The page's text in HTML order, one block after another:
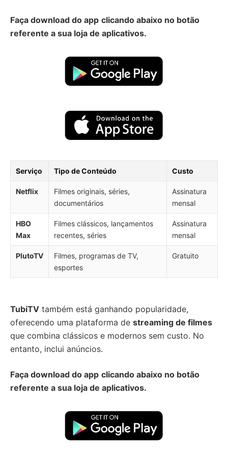
Faça download do app clicando abaixo no botão
referente a sua loja de aplicativos.
Serviço Tipo de Conteúdo Custo
Netflix
Filmes originais, séries,
documentários
Assinatura
mensal
HBO
Max
Filmes clássicos, lançamentos
recentes, séries
Assinatura
mensal
PlutoTV
Filmes, programas de TV,
esportes
Gratuito
TubiTV também está ganhando popularidade,
oferecendo uma plataforma de streaming de filmes
que combina clássicos e modernos sem custo. No
entanto, inclui anúncios.
Faça download do app clicando abaixo no botão
referente a sua loja de aplicativos.